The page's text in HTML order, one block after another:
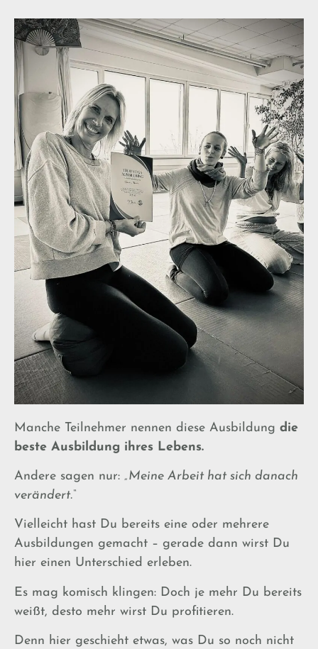
Manche Teilnehmer nennen diese Ausbildung die
beste Ausbildung ihres Lebens.
Andere sagen nur: „Meine Arbeit hat sich danach
verändert.“
Vielleicht hast Du bereits eine oder mehrere
Ausbildungen gemacht – gerade dann wirst Du
hier einen Unterschied erleben.
Es mag komisch klingen: Doch je mehr Du bereits
weißt, desto mehr wirst Du profitieren.
Denn hier geschieht etwas, was Du so noch nicht